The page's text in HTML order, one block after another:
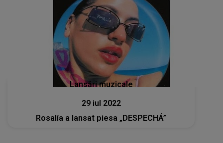
Lansări muzicale
29 iul 2022
Rosalía a lansat piesa „DESPECHÁ”